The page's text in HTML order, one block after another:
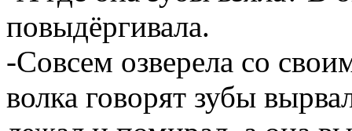
повыдёргивала.
-Совсем озверела со
волка говорят зубы